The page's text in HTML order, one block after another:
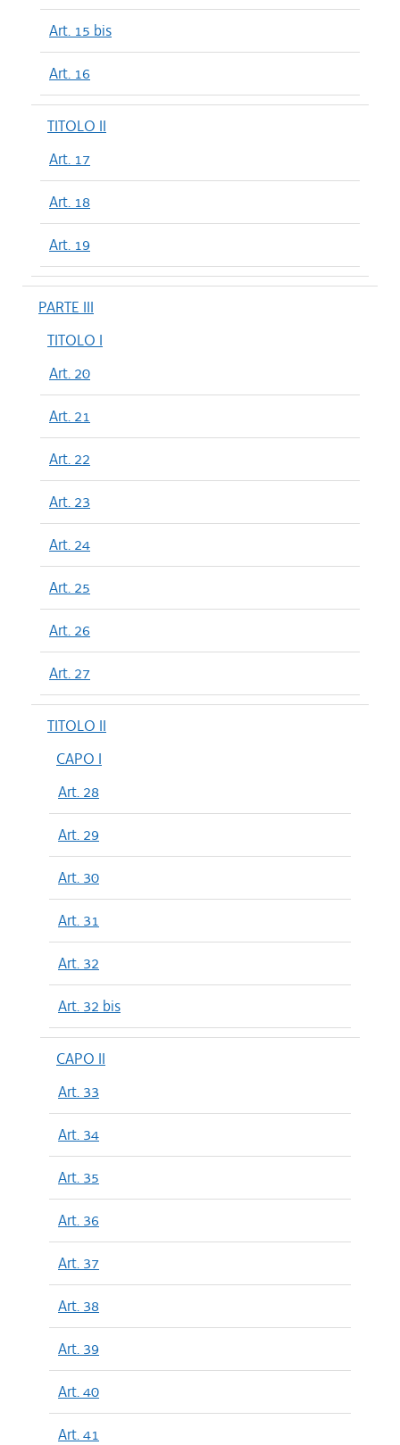
Art. 15 bis
Art. 16
TITOLO II
Art. 17
Art. 18
Art. 19
PARTE III
TITOLO I
Art. 20
Art. 21
Art. 22
Art. 23
Art. 24
Art. 25
Art. 26
Art. 27
TITOLO II
CAPO I
Art. 28
Art. 29
Art. 30
Art. 31
Art. 32
Art. 32 bis
CAPO II
Art. 33
Art. 34
Art. 35
Art. 36
Art. 37
Art. 38
Art. 39
Art. 40
Art. 41